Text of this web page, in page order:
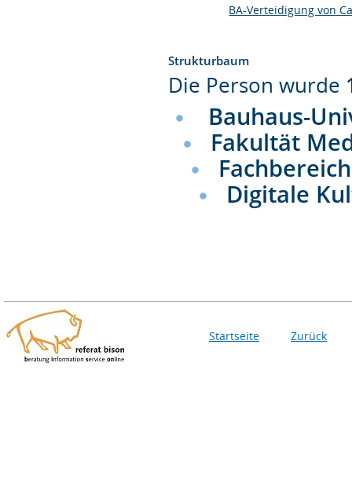
BA-Verteidigung von
Strukturbaum
Die Person wurde
Bauhaus-
Fakultät
Digitale
Startseite Zurück